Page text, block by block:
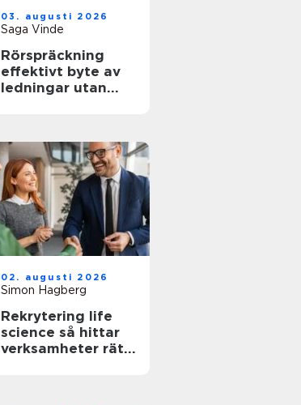
03. augusti 2026
Saga Vinde
Rörspräckning
effektivt byte av
ledningar utan
02. augusti 2026
Simon Hagberg
Rekrytering life
science så hittar
verksamheter rätt